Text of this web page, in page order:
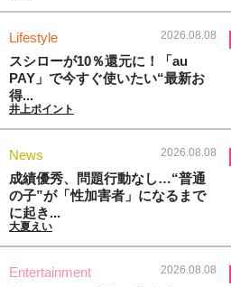
Lifestyle 2026.08.08
スシローが10％還元に！「au
PAY」で今すぐ使いたい“最新お
得...
井上ポイント
News 2026.08.08
成績優秀、問題行動なし…“普通
の子”が「性加害者」になるまで
に起き...
大夏えい
Entertainment 2026.08.08